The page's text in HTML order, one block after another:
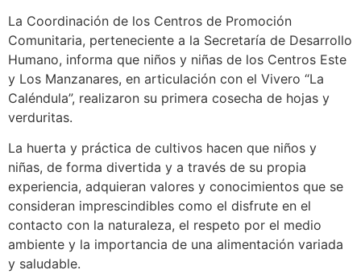
La Coordinación de los Centros de Promoción
Comunitaria, perteneciente a la Secretaría de Desarrollo
Humano, informa que niños y niñas de los Centros Este
y Los Manzanares, en articulación con el Vivero “La
Caléndula”, realizaron su primera cosecha de hojas y
verduritas.
La huerta y práctica de cultivos hacen que niños y
niñas, de forma divertida y a través de su propia
experiencia, adquieran valores y conocimientos que se
consideran imprescindibles como el disfrute en el
contacto con la naturaleza, el respeto por el medio
ambiente y la importancia de una alimentación variada
y saludable.